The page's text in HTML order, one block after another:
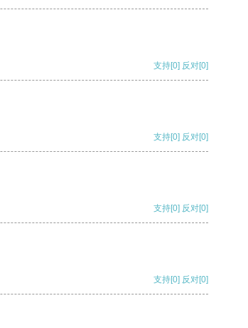
支持[0] 反对[0]
支持[0] 反对[0]
支持[0] 反对[0]
支持[0] 反对[0]